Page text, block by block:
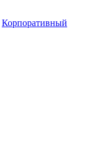
Корпоративный